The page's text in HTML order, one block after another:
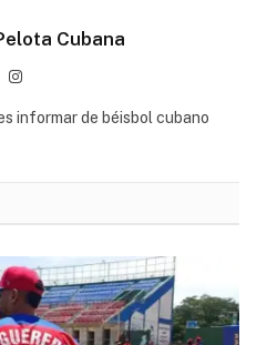
Cubana
Instagram
informar de béisbol cubano